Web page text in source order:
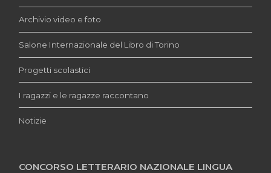
Archivio video e foto
Salone Internazionale del Libro di Torino
Progetti scolastici
I ragazzi e le ragazze raccontano
Notizie
CONCORSO LETTERARIO NAZIONALE LINGUA